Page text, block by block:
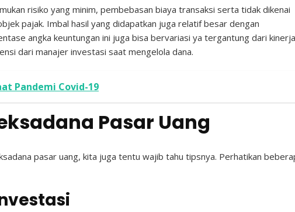
risiko yang minim, pembebasan biaya transaksi serta tidak dikenai
pajak. Imbal hasil yang didapatkan juga relatif besar dengan
angka keuntungan ini juga bisa bervariasi ya tergantung dari kinerja
dari manajer investasi saat mengelola dana.
Pandemi Covid-19
Pasar Uang
pasar uang, kita juga tentu wajib tahu tipsnya. Perhatikan